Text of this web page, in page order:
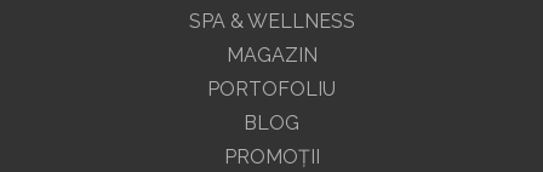
SPA & WELLNESS
MAGAZIN
PORTOFOLIU
BLOG
PROMOŢII